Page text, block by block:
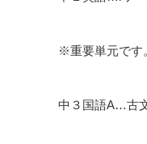
※重要単元です
中３国語A…古